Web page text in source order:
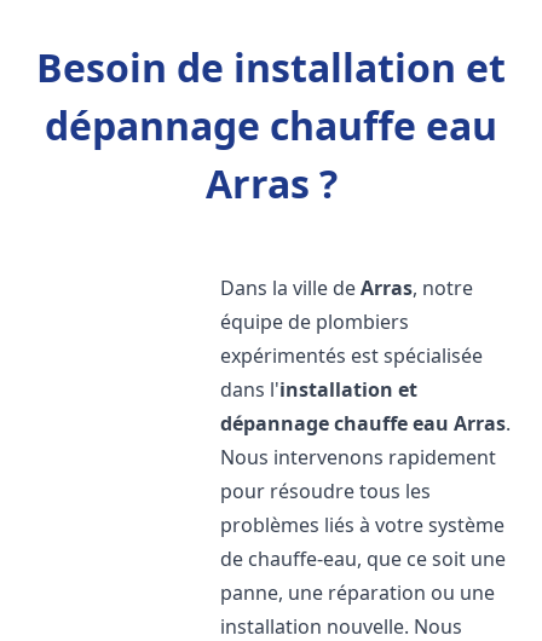
Besoin de installation et
dépannage chauffe eau
Arras ?
Dans la ville deArras, notre
équipe de plombiers
expérimentés est spécialisée
dans l'installation et
dépannage chauffe eau Arras.
Nous intervenons rapidement
pour résoudre tous les
problèmes liés à votre système
de chauffe-eau, que ce soit une
panne, une réparation ou une
installation nouvelle. Nous